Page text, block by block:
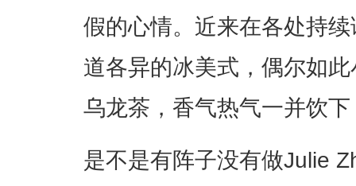
假的心情。近来在各处持
道各异的冰美式，偶尔如
乌龙茶，香气热气一并饮
是不是有阵子没有做Julie